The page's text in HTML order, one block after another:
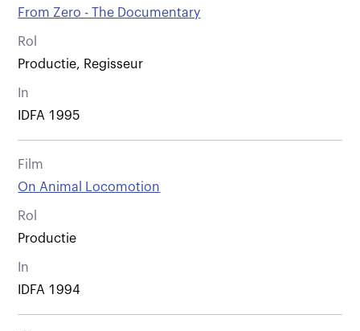
From Zero - The Documentary
Rol
Productie, Regisseur
In
IDFA 1995
Film
On Animal Locomotion
Rol
Productie
In
IDFA 1994